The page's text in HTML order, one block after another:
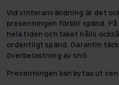
Vid vinteranvändning är det
presenningen förblir spänd.
hela tiden och taket hålls
ordentligt spänd. Garantin
överbelastning av snö.
Presenningen kan bytas ut